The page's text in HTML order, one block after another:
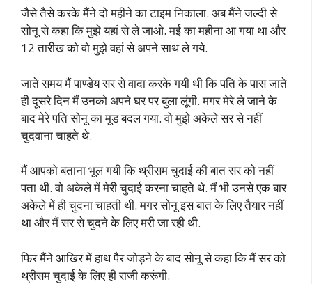
जैसे तैसे करके मैंने दो महीने का टाइम निकाला. अब मैंने जल्दी से
सोनू से कहा कि मुझे यहां से ले जाओ. मई का महीना आ गया था और
12 तारीख को वो मुझे वहां से अपने साथ ले गये.
जाते समय मैं पाण्डेय सर से वादा करके गयी थी कि पति के पास जाते
ही दूसरे दिन मैं उनको अपने घर पर बुला लूंगी. मगर मेरे ले जाने के
बाद मेरे पति सोनू का मूड बदल गया. वो मुझे अकेले सर से नहीं
चुदवाना चाहते थे.
मैं आपको बताना भूल गयी कि थ्रीसम चुदाई की बात सर को नहीं
पता थी. वो अकेले में मेरी चुदाई करना चाहते थे. मैं भी उनसे एक बार
अकेले में ही चुदना चाहती थी. मगर सोनू इस बात के लिए तैयार नहीं
था और मैं सर से चुदने के लिए मरी जा रही थी.
फिर मैंने आखिर में हाथ पैर जोड़ने के बाद सोनू से कहा कि मैं सर को
थ्रीसम चुदाई के लिए ही राजी करूंगी.